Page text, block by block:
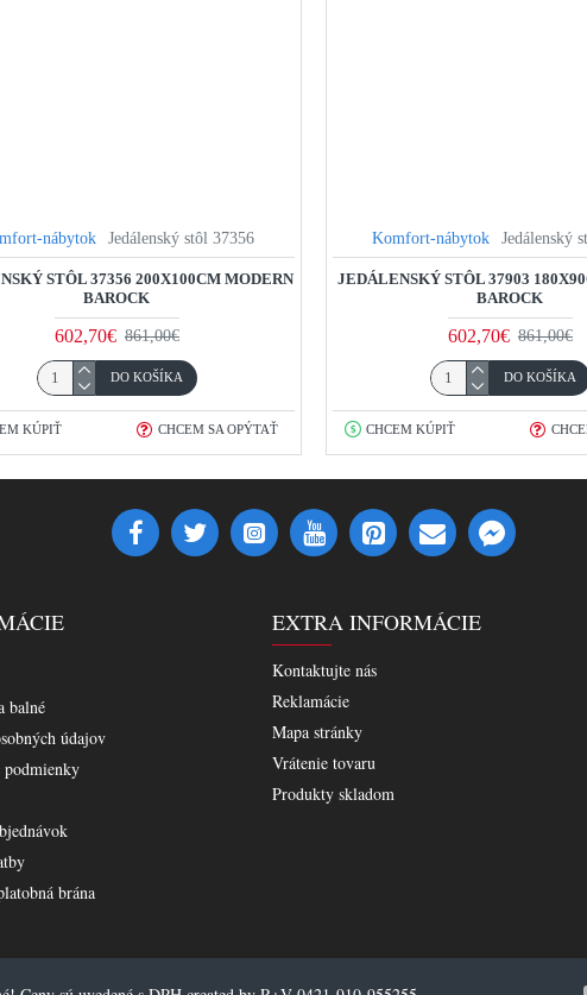
nábytok Jedálenský stôl 37356
STÔL 37356 200X100CM MODERN
BAROCK
602,70€ 861,00€
DO KOŠÍKA
KÚPIŤ CHCEM SA OPÝTAŤ
Komfort-nábytok Jedálenský
JEDÁLENSKÝ STÔL 37903
BAROCK
602,70€ 861,00€
DO KOŠÍKA
CHCEM KÚPIŤ
balné
údajov
podmienky
brána
EXTRA INFORMÁCIE
Kontaktujte nás
Reklamácie
Mapa stránky
Vrátenie tovaru
Produkty skladom